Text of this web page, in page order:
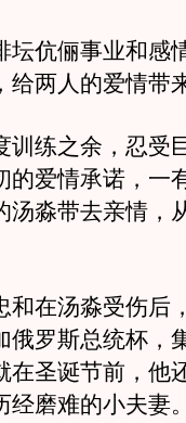
伉俪事业和感
给两人的爱情带
练之余，忍受
的爱情承诺，一
汤淼带去亲情，
在汤淼受伤后
俄罗斯总统杯，
圣诞节前，他
经磨难的小夫妻